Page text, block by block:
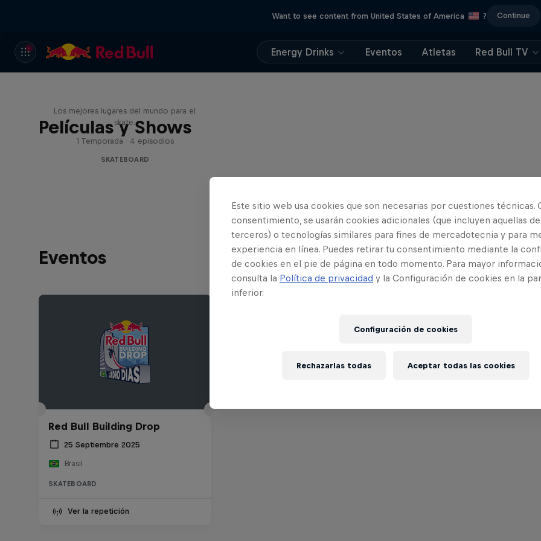
Want to see content from United States of America ? Continue
Energy Drinks Eventos Atletas Red Bull TV
Películas y Shows
Los mejores lugares del mundo para el
skate.
1 Temporada · 4 episodios
SKATEBOARD
Eventos
Red Bull Building Drop
25 Septiembre 2025
Brasil
SKATEBOARD
Ver la repetición
Este sitio web usa cookies que son necesarias por cuestiones técnicas.
consentimiento, se usarán cookies adicionales (que incluyen aquellas de
terceros) o tecnologías similares para fines de mercadotecnia y para
experiencia en línea. Puedes retirar tu consentimiento mediante la
de cookies en el pie de página en todo momento. Para mayor
consulta la Política de privacidad y la Configuración de cookies en la
inferior.
Configuración de cookies
Rechazarlas todas Aceptar todas las cookies